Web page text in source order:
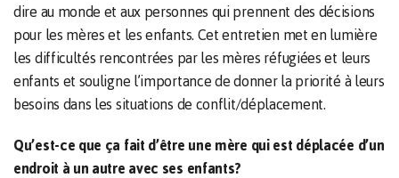
dire au monde et aux personnes qui prennent des décisions
pour les mères et les enfants. Cet entretien met en lumière
les difficultés rencontrées par les mères réfugiées et leurs
enfants et souligne l’importance de donner la priorité à leurs
besoins dans les situations de conflit/déplacement.
Qu’est-ce que ça fait d’être une mère qui est déplacée d’un
endroit à un autre avec ses enfants?